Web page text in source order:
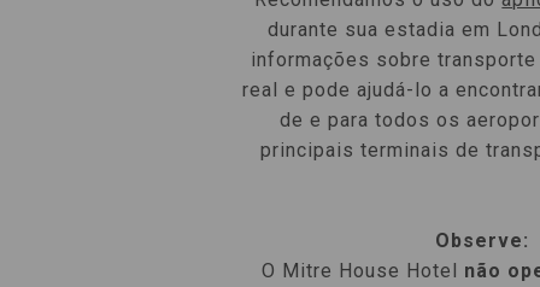
durante sua estadia em
informações sobre
real e pode ajudá-lo a
de e para todos os
principais terminais de
Observe:
O Mitre House Hotel não